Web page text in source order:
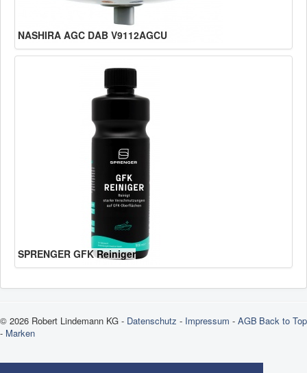
NASHIRA AGC DAB V9112AGCU
SPRENGER GFK Reiniger
Back to Top
© 2026 Robert Lindemann KG - Datenschutz - Impressum - AGB
- Marken